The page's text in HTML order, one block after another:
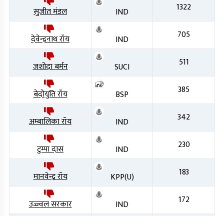
सुजीत मंडल IND 1322
देवेन्द्रनाथ रॉय IND 705
जशोदा बर्मन SUCI 511
बेदोयुति रॉय BSP 385
अम्बालिका रॉय IND 342
टुम्पा दास IND 230
मानवेन्द्र रॉय KPP(U) 183
उज्ज्वल सरकार IND 172